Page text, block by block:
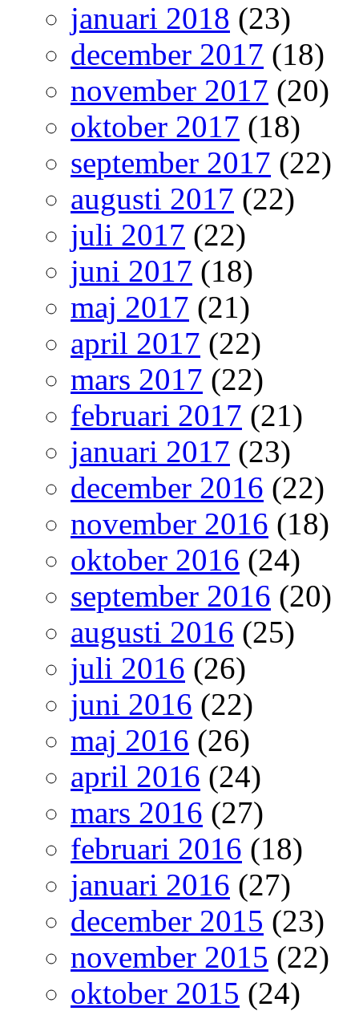
januari 2018 (23)
december 2017 (18)
november 2017 (20)
oktober 2017 (18)
september 2017 (22)
augusti 2017 (22)
juli 2017 (22)
juni 2017 (18)
maj 2017 (21)
april 2017 (22)
mars 2017 (22)
februari 2017 (21)
januari 2017 (23)
december 2016 (22)
november 2016 (18)
oktober 2016 (24)
september 2016 (20)
augusti 2016 (25)
juli 2016 (26)
juni 2016 (22)
maj 2016 (26)
april 2016 (24)
mars 2016 (27)
februari 2016 (18)
januari 2016 (27)
december 2015 (23)
november 2015 (22)
oktober 2015 (24)